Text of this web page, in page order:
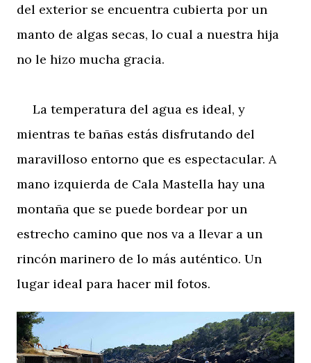
del exterior se encuentra cubierta por un
manto de algas secas, lo cual a nuestra hija
no le hizo mucha gracia.
La temperatura del agua es ideal, y
mientras te bañas estás disfrutando del
maravilloso entorno que es espectacular. A
mano izquierda de Cala Mastella hay una
montaña que se puede bordear por un
estrecho camino que nos va a llevar a un
rincón marinero de lo más auténtico. Un
lugar ideal para hacer mil fotos.